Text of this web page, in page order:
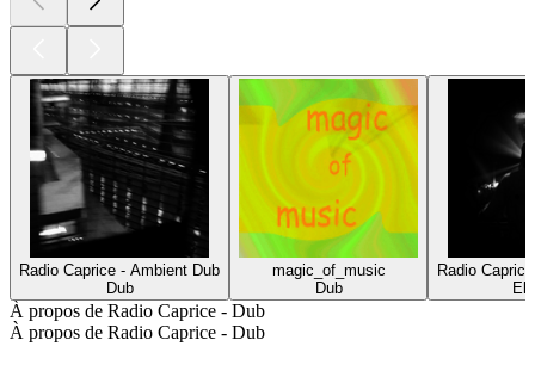
Radio Caprice - Ambient Dub
Dub
magic_of_music
Dub
Radio
À propos de Radio Caprice - Dub
À propos de Radio Caprice - Dub